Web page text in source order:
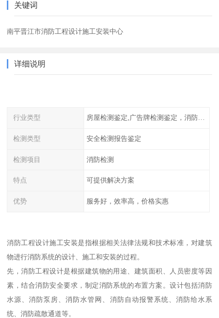
关键词
南平晋江市消防工程设计施工安装中心
详细说明
行业类型 房屋检测鉴定,广告牌检测鉴定，消防检测
检测类型 安全检测报告鉴定
检测项目 消防检测
特点 可提供解决方案
优势 服务好，效率高，价格实惠
消防工程设计施工安装是指根据相关法律法规和技术标准，对建筑
物进行消防系统的设计、施工和安装的过程。
先，消防工程设计是根据建筑物的用途、建筑面积、人员密度等因
素，结合消防安全要求，制定消防系统的布置方案。设计包括消防
水源、消防泵房、消防水管网、消防自动报警系统、消防给水系
统、消防疏散通道等。